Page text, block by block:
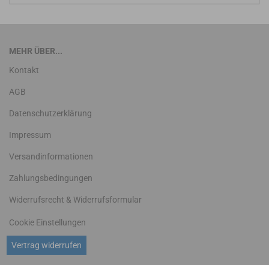
MEHR ÜBER...
Kontakt
AGB
Datenschutzerklärung
Impressum
Versandinformationen
Zahlungsbedingungen
Widerrufsrecht & Widerrufsformular
Vertrag widerrufen
Cookie Einstellungen